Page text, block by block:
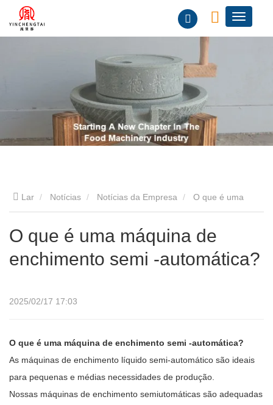
Lar Notícias Notícias da Empresa
máquina de enchimento semi -automática?
O que é uma máquina de
enchimento semi -automática?
2025/02/17 17:03
O que é uma máquina de enchimento semi -automática?
As máquinas de enchimento líquido semi-automático são ideais
para pequenas e médias necessidades de produção.
Nossas máquinas de enchimento semiutomáticas são adequadas